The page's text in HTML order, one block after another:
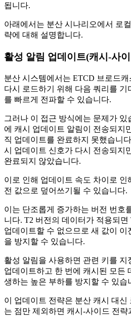
됩니다.
아래에서는 분산 시나리오에서 로
략에 대해 설명합니다.
활성 알림 업데이트(캐시-사
분산 시스템에서는 ETCD 브로드
다시 로드하기 위해 다음 쿼리를 기
를 빠르게 전파할 수 있습니다.
그러나 이 접근 방식에는 문제가
에 캐시 업데이트 알림이 전송되지
직 업데이트를 완료하지 못했습니
시 업데이트 신호가 다시 전송되지
완료되지 않았습니다.
이로 인해 업데이트 속도 차이로 인
전 값으로 덮어쓰기될 수 있습니다.
이는 단조롭게 증가하는 버전 번호
니다. T2 버전의 데이터가 적용되
업데이트할 수 없으므로 새 값이 이
을 방지할 수 있습니다.
활성 알림을 사용하면 관련 키를
업데이트하고 한 번에 캐시된 모든
생하는 높은 부하를 방지할 수 있습
이 업데이트 전략은 분산 캐시 대
는 점만 제외하면 캐시-사이드 전략